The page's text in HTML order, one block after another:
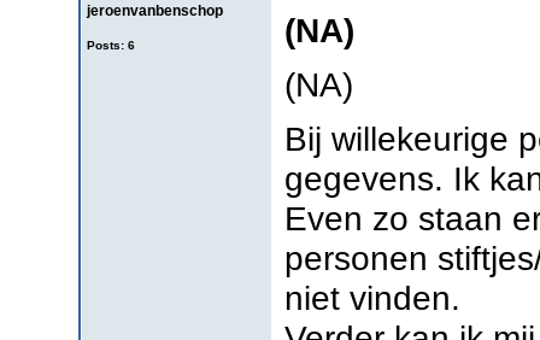
jeroenvanbenschop
Posts: 6
(NA)
(NA)
Bij willekeurige
gegevens. Ik
Even zo staan
personen
niet vinden.